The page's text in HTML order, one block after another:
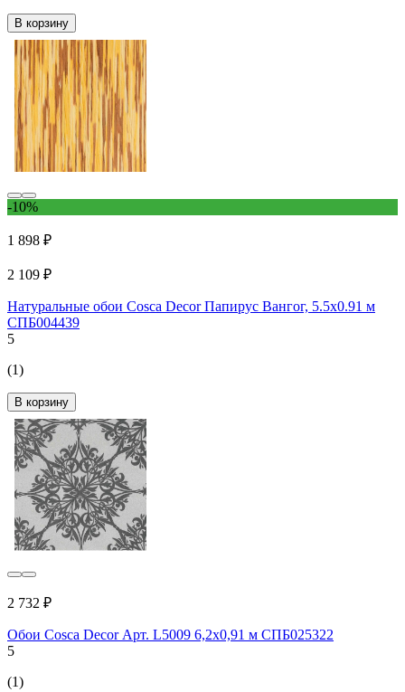
В корзину
-10%
1 898 ₽
2 109 ₽
Натуральные обои Cosca Decor Папирус Вангог, 5.5x0.91 м
СПБ004439
5
(1)
В корзину
2 732 ₽
Обои Cosca Decor Арт. L5009 6,2x0,91 м СПБ025322
5
(1)